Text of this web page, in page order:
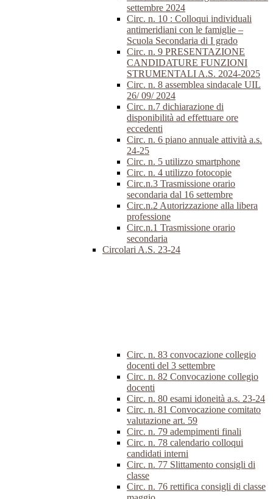
settembre 2024
Circ. n. 10 : Colloqui individuali
antimeridiani con le famiglie –
Scuola Secondaria di I grado
Circ. n. 9 PRESENTAZIONE
CANDIDATURE FUNZIONI
STRUMENTALI A.S. 2024-2025
Circ. n. 8 assemblea sindacale UIL
26/ 09/ 2024
Circ. n.7 dichiarazione di
disponibilità ad effettuare ore
eccedenti
Circ. n. 6 piano annuale attività a.s.
24-25
Circ. n. 5 utilizzo smartphone
Circ. n. 4 utilizzo fotocopie
Circ.n.3 Trasmissione orario
secondaria dal 16 settembre
Circ.n.2 Autorizzazione alla libera
professione
Circ.n.1 Trasmissione orario
secondaria
Circolari A.S. 23-24
Circ. n. 83 convocazione collegio
docenti del 3 settembre
Circ. n. 82 Convocazione collegio
docenti
Circ. n. 80 esami idoneità a.s. 23-24
Circ. n. 81 Convocazione comitato
valutazione art. 59
Circ. n. 79 adempimenti finali
Circ. n. 78 calendario colloqui
candidati interni
Circ. n. 77 Slittamento consigli di
classe
Circ. n. 76 rettifica consigli di classe